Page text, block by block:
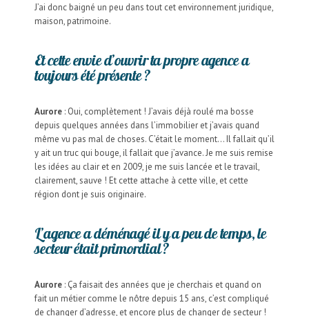
J’ai donc baigné un peu dans tout cet environnement juridique,
maison, patrimoine.
Et cette envie d’ouvrir ta propre agence a
toujours été présente ?
Aurore : Oui, complètement ! J’avais déjà roulé ma bosse
depuis quelques années dans l’immobilier et j’avais quand
même vu pas mal de choses. C’était le moment… Il fallait qu’il
y ait un truc qui bouge, il fallait que j’avance. Je me suis remise
les idées au clair et en 2009, je me suis lancée et le travail,
clairement, sauve ! Et cette attache à cette ville, et cette
région dont je suis originaire.
L’agence a déménagé il y a peu de temps, le
secteur était primordial ?
Aurore : Ça faisait des années que je cherchais et quand on
fait un métier comme le nôtre depuis 15 ans, c’est compliqué
de changer d’adresse, et encore plus de changer de secteur !